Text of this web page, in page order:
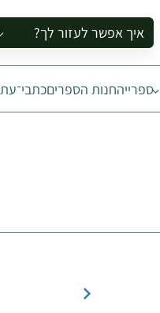
איך אפשר לעזור לך?
להזמין סיור לקבוצה
להירשם לסיור
להירשם לקורס
ספרייהחנות הספריםכתבי־עת